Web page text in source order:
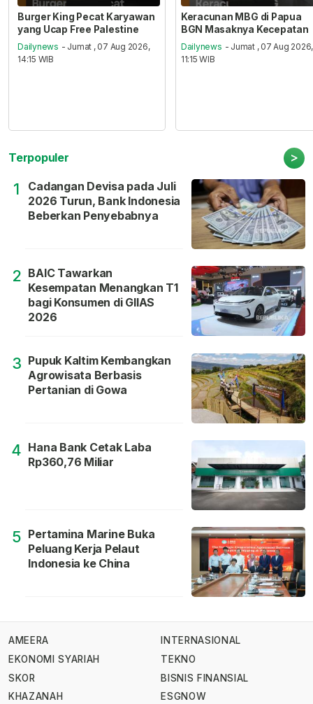
Burger King Pecat Karyawan
yang Ucap Free Palestine
Dailynews - Jumat , 07 Aug 2026,
14:15 WIB
Keracunan MBG di Papua
BGN Masaknya Kecepatan
Dailynews - Jumat , 07 Aug 2026,
11:15 WIB
Terpopuler >
1
Cadangan Devisa pada Juli
2026 Turun, Bank Indonesia
Beberkan Penyebabnya
2 BAIC Tawarkan
Kesempatan Menangkan T1
bagi Konsumen di GIIAS
2026
3 Pupuk Kaltim Kembangkan
Agrowisata Berbasis
Pertanian di Gowa
4 Hana Bank Cetak Laba
Rp360,76 Miliar
5 Pertamina Marine Buka
Peluang Kerja Pelaut
Indonesia ke China
AMEERA
EKONOMI SYARIAH
SKOR
KHAZANAH
INTERNASIONAL
TEKNO
BISNIS FINANSIAL
ESGNOW